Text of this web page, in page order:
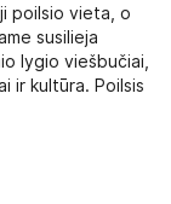
poilsio vieta, o
susilieja
lygio viešbučiai,
ir kultūra. Poilsis